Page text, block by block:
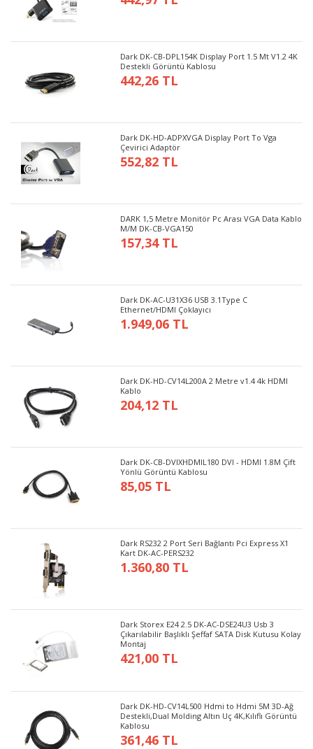
Dark DK-CB-DPL154K Display Port 1.5 Mt V1.2 4K
Destekli Görüntü Kablosu
442,26 TL
Dark DK-HD-ADPXVGA Display Port To Vga
Çevirici Adaptör
552,82 TL
DARK 1,5 Metre Monitör Pc Arası VGA Data Kablo
M/M DK-CB-VGA150
157,34 TL
Dark DK-AC-U31X36 USB 3.1Type C
Ethernet/HDMI Çoklayıcı
1.949,06 TL
Dark DK-HD-CV14L200A 2 Metre v1.4 4k HDMI
Kablo
204,12 TL
Dark DK-CB-DVIXHDMIL180 DVI - HDMI 1.8M Çift
Yönlü Görüntü Kablosu
85,05 TL
Dark RS232 2 Port Seri Bağlantı Pci Express X1
Kart DK-AC-PERS232
1.360,80 TL
Dark Storex E24 2.5 DK-AC-DSE24U3 Usb 3
Çıkarılabilir Başlıklı Şeffaf SATA Disk Kutusu Kolay
Montaj
421,00 TL
Dark DK-HD-CV14L500 Hdmi to Hdmi 5M 3D-Ağ
Destekli,Dual Molding Altın Uç 4K,Kılıflı Görüntü
Kablosu
361,46 TL